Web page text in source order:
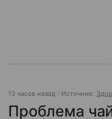
13 часов назад Источник:
Проблема